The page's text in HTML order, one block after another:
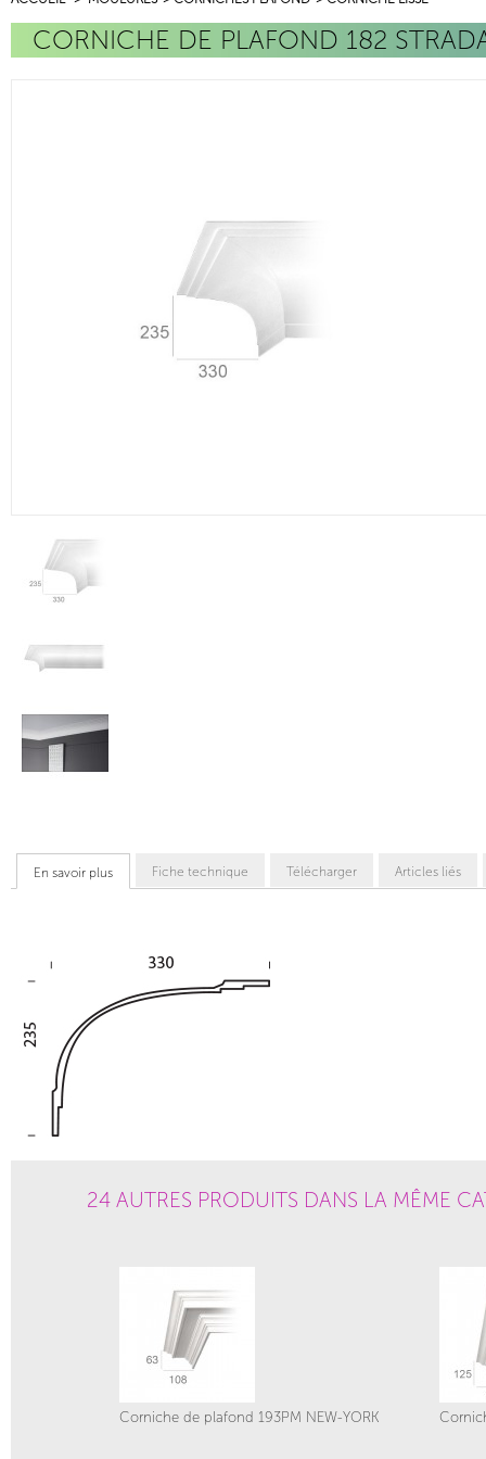
CORNICHE DE PLAFOND 182
En savoir plus Fiche technique Télécharger Articles liés
24 AUTRES PRODUITS DANS LA MÊME
Corniche de plafond 193PM NEW-YORK